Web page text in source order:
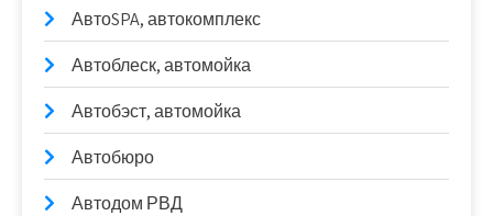
АвтоSPA, автокомплекс
Автоблеск, автомойка
Автобэст, автомойка
Автобюро
Автодом РВД